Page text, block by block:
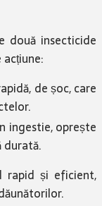
două insecticide
de șoc, care
ingestie, oprește
durată.
rapid și eficient,